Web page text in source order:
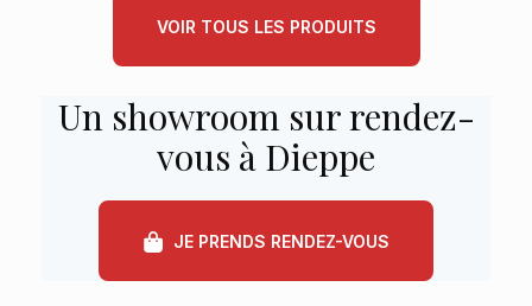
VOIR TOUS LES PRODUITS
Un showroom sur rendez-
vous à Dieppe
JE PRENDS RENDEZ-VOUS